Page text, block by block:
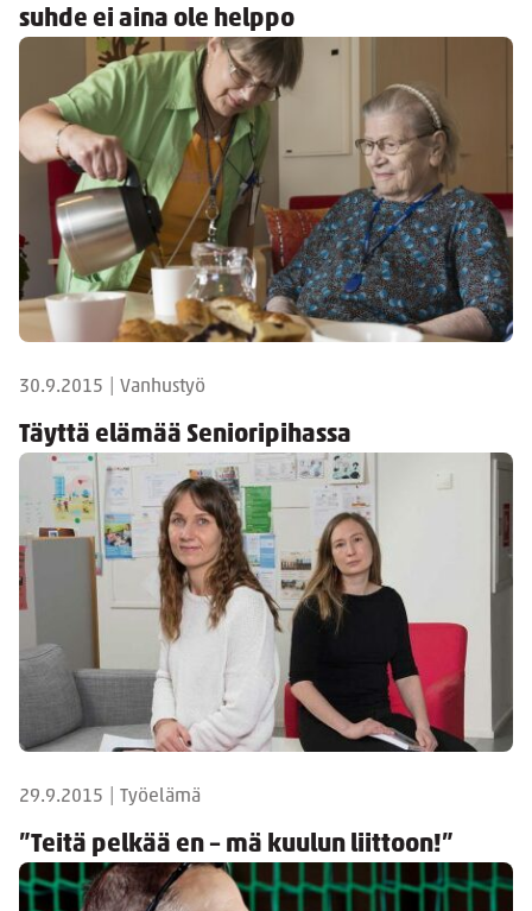
suhde ei aina ole helppo
30.9.2015 Vanhustyö
Täyttä elämää Senioripihassa
29.9.2015 Työelämä
”Teitä pelkää en – mä kuulun liittoon!”